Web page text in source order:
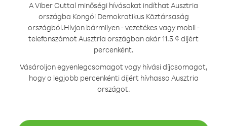
A Viber Outtal minőségi hívásokat indíthat Ausztria
országba Kongói Demokratikus Köztársaság
országból.Hívjon bármilyen - vezetékes vagy mobil -
telefonszámot Ausztria országban akár 11.5 ¢ díjért
percenként.
Vásároljon egyenlegcsomagot vagy hívási díjcsomagot,
hogy a legjobb percenkénti díjért hívhassa Ausztria
országot.